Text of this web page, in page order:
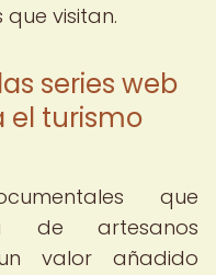
visitan.
series web
el turismo
que
de artesanos
valor añadido